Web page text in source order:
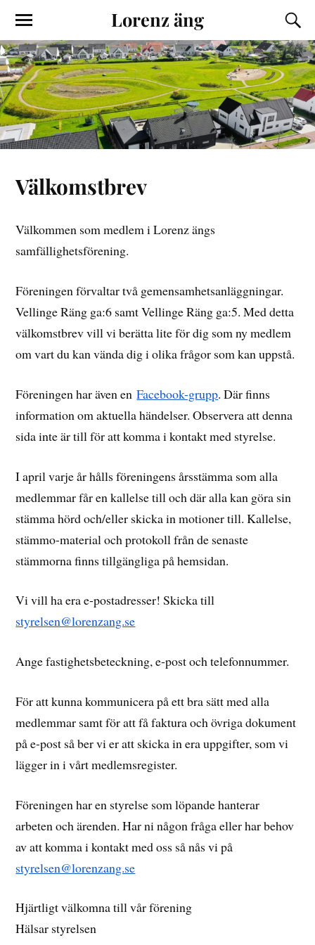
Lorenz äng
Välkomstbrev
Välkommen som medlem i Lorenz ängs
samfällighetsförening.
Föreningen förvaltar två gemensamhetsanläggningar.
Vellinge Räng ga:6 samt Vellinge Räng ga:5. Med detta
välkomstbrev vill vi berätta lite för dig som ny medlem
om vart du kan vända dig i olika frågor som kan uppstå.
Föreningen har även enFacebook-grupp. Där finns
information om aktuella händelser. Observera att denna
sida inte är till för att komma i kontakt med styrelse.
I april varje år hålls föreningens årsstämma som alla
medlemmar får en kallelse till och där alla kan göra sin
stämma hörd och/eller skicka in motioner till. Kallelse,
stämmo-material och protokoll från de senaste
stämmorna finns tillgängliga på hemsidan.
Vi vill ha era e-postadresser! Skicka till
styrelsen@lorenzang.se
Ange fastighetsbeteckning, e-post och telefonnummer.
För att kunna kommunicera på ett bra sätt med alla
medlemmar samt för att få faktura och övriga dokument
på e-post så ber vi er att skicka in era uppgifter, som vi
lägger in i vårt medlemsregister.
Föreningen har en styrelse som löpande hanterar
arbeten och ärenden. Har ni någon fråga eller har behov
av att komma i kontakt med oss så nås vi på
styrelsen@lorenzang.se
Hjärtligt välkomna till vår förening
Hälsar styrelsen